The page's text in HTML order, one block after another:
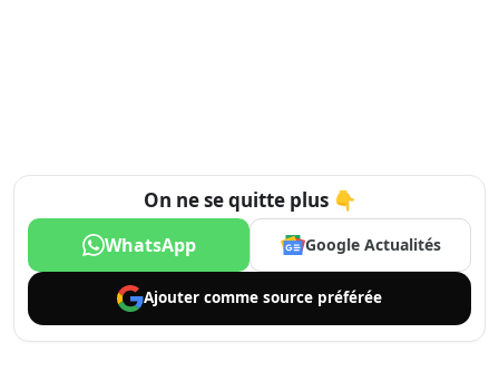
On ne se quitte plus 👇
WhatsApp Google Actualités
Ajouter comme source préférée